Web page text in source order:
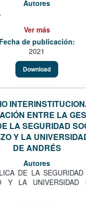
Autores
Ver más
Fecha de publicación:
2021
Download
ENTRE LA
LA SEGURIDAD
Y LA
DE ANDRÉS
Autores
DE LA
Y LA UNIVERSIDAD